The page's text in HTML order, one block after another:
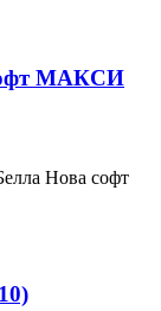
МАКСИ
Нова софт